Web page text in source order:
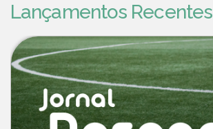
Lançamentos Recentes